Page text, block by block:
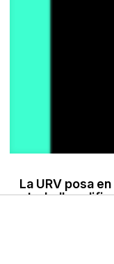
La URV posa
treball